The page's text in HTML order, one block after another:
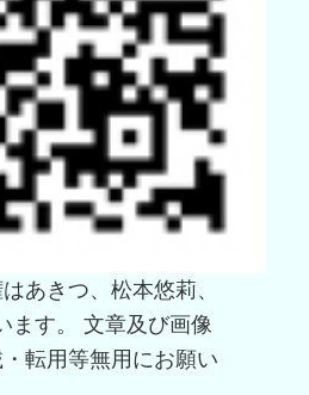
あきつ、松本悠莉、
ます。 文章及び画像
転用等無用にお願い